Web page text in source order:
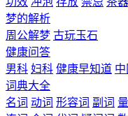
梦的解析
周公解梦 古玩玉石
健康问答
男科 妇科 健康早知道
词典大全
名词 动词 形容词 副词